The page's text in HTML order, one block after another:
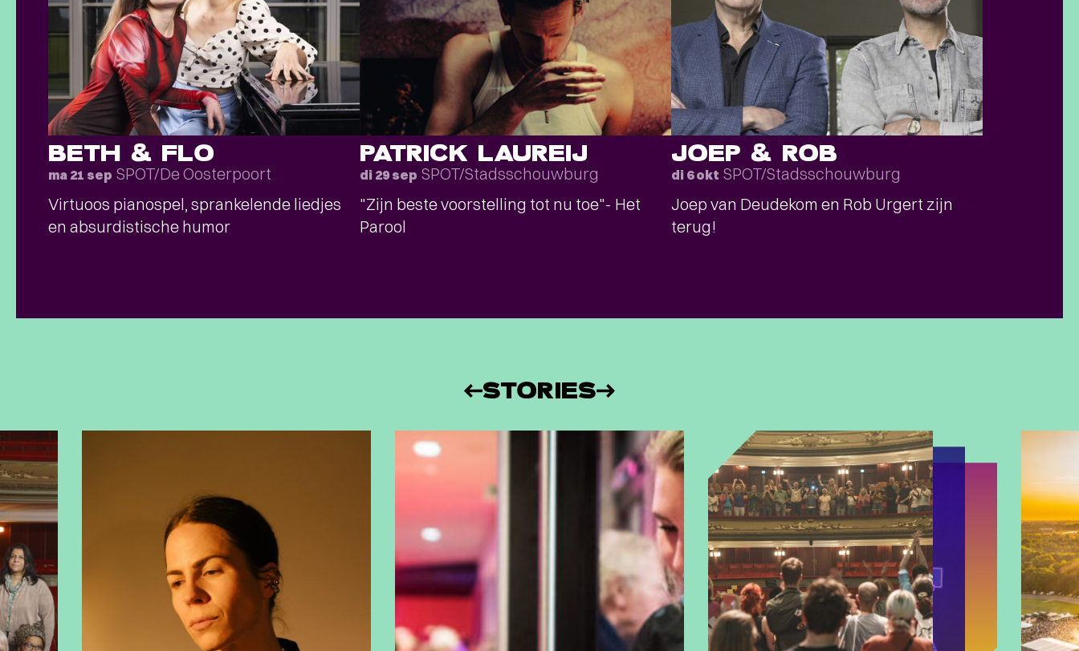
BETH & FLO
ma 21 sep SPOT/De Oosterpoort
Virtuoos pianospel, sprankelende liedjes
en absurdistische humor
PATRICK LAUREIJ
di 29 sep SPOT/Stadsschouwburg
"Zijn beste voorstelling tot nu toe"- Het
Parool
JOEP & ROB
di 6 okt SPOT/Stadsschouwburg
Joep van Deudekom en Rob Urgert zijn
terug!
STORIES